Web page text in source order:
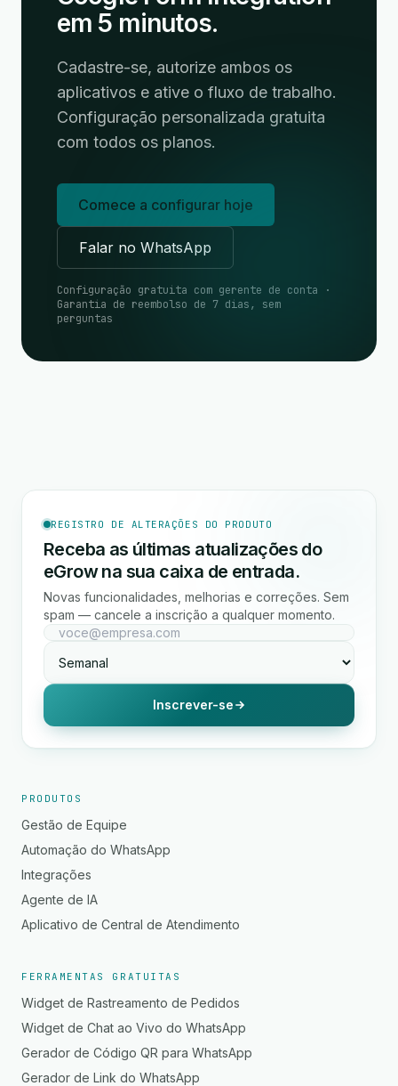
em 5 minutos.
Cadastre-se, autorize ambos os
aplicativos e ative o fluxo de trabalho.
Configuração personalizada gratuita
com todos os planos.
Comece a configurar hoje
Falar no WhatsApp
Configuração gratuita com gerente de conta ·
Garantia de reembolso de 7 dias, sem
perguntas
REGISTRO DE ALTERAÇÕES DO PRODUTO
Receba as últimas atualizações do
eGrow na sua caixa de entrada.
Novas funcionalidades, melhorias e correções. Sem
spam — cancele a inscrição a qualquer momento.
Inscrever-se
PRODUTOS
Gestão de Equipe
Automação do WhatsApp
Integrações
Agente de IA
Aplicativo de Central de Atendimento
FERRAMENTAS GRATUITAS
Widget de Rastreamento de Pedidos
Widget de Chat ao Vivo do WhatsApp
Gerador de Código QR para WhatsApp
Gerador de Link do WhatsApp